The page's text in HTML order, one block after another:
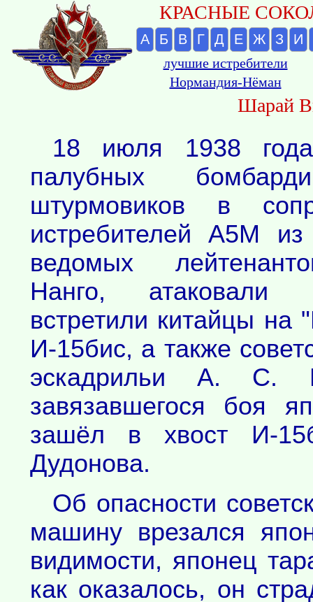
КРАСНЫЕ
А Б В Г Д Е Ж З И
лучшие истребители
Нормандия-Нёман
Шарай
18 июля 1938
палубных
штурмовиков в
истребителей A5М из
ведомых
Нанго, атаковали
встретили китайцы на
И-15бис, а также
эскадрильи А. С.
завязавшегося боя
зашёл в хвост И-
Дудонова.
Об опасности
машину врезался
видимости, японец
как оказалось, он